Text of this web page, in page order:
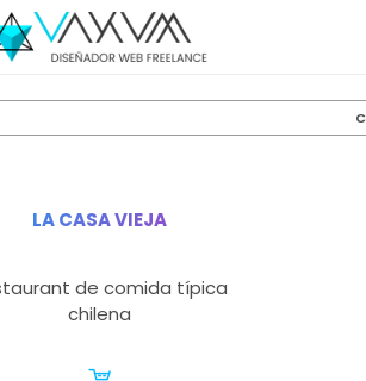
LA CASA VIEJA
de comida típica
chilena